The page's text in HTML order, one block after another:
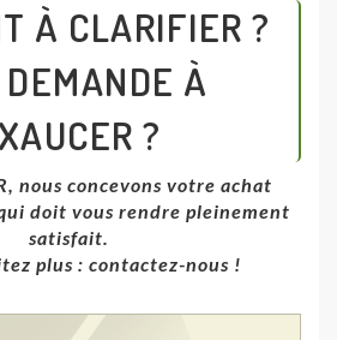
À CLARIFIER ?
À
?
nous concevons votre achat
doit vous rendre pleinement
satisfait.
plus : contactez-nous !